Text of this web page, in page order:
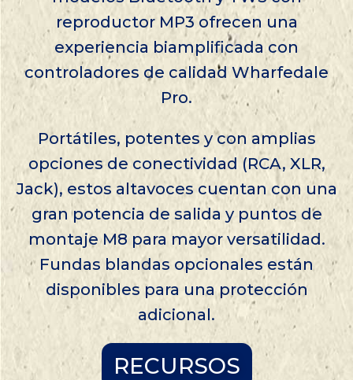
reproductor MP3 ofrecen una
experiencia biamplificada con
controladores de calidad Wharfedale
Pro.
Portátiles, potentes y con amplias
opciones de conectividad (RCA, XLR,
Jack), estos altavoces cuentan con una
gran potencia de salida y puntos de
montaje M8 para mayor versatilidad.
Fundas blandas opcionales están
disponibles para una protección
adicional.
RECURSOS